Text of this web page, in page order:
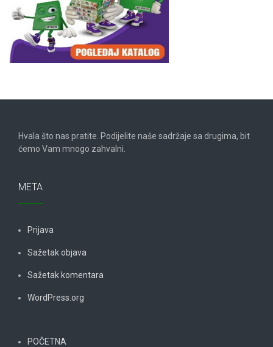
Hvala što nas pratite. Podijelite naše sadržaje sa drugima, bit
ćemo Vam mnogo zahvalni.
META
Prijava
Sažetak objava
Sažetak komentara
WordPress.org
POČETNA